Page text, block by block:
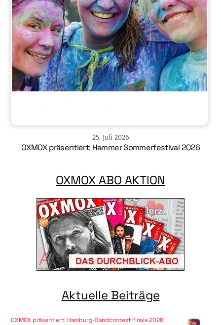
25. Juli 2026
OXMOX präsentiert: Hammer Sommerfestival 2026
OXMOX ABO AKTION
Aktuelle Beiträge
OXMOX präsentiert: Hamburg-Bandcontest Finale 2026